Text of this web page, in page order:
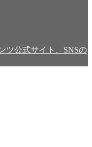
ツ公式サイト、SNSの